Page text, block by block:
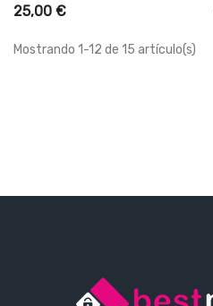
25,00 €
Mostrando 1-12 de 15 artículo(s)